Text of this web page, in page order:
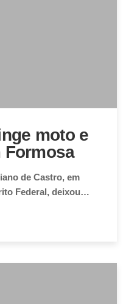
moto e
Formosa
de Castro, em
Federal, deixou…